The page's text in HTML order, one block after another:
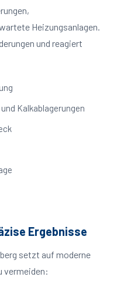
Heizungsanlagen.
und reagiert
Kalkablagerungen
Ergebnisse
setzt auf moderne
vermeiden: